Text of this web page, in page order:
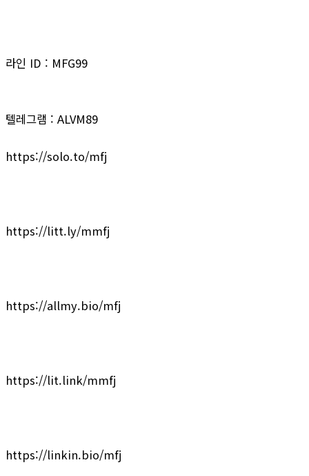
라인 ID : MFG99
텔레그램 : ALVM89
https://solo.to/mfj
https://litt.ly/mmfj
https://allmy.bio/mfj
https://lit.link/mmfj
https://linkin.bio/mfj